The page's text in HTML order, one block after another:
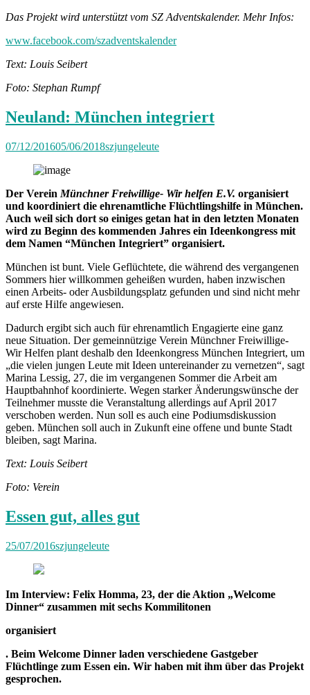
Das Projekt wird unterstützt vom SZ Adventskalender. Mehr Infos:
www.facebook.com/szadventskalender
Text: Louis Seibert
Foto: Stephan Rumpf
Neuland: München integriert
07/12/201605/06/2018szjungeleute
Der Verein Münchner Freiwillige- Wir helfen E.V. organisiert
und koordiniert die ehrenamtliche Flüchtlingshilfe in München.
Auch weil sich dort so einiges getan hat in den letzten Monaten
wird zu Beginn des kommenden Jahres ein Ideenkongress mit
dem Namen “München Integriert” organisiert.
München ist bunt. Viele Geflüchtete, die während des vergangenen
Sommers hier willkommen geheißen wurden, haben inzwischen
einen Arbeits- oder Ausbildungsplatz gefunden und sind nicht mehr
auf erste Hilfe angewiesen.
Dadurch ergibt sich auch für ehrenamtlich Engagierte eine ganz
neue Situation. Der gemeinnützige Verein Münchner Freiwillige-
Wir Helfen plant deshalb den Ideenkongress München Integriert, um
„die vielen jungen Leute mit Ideen untereinander zu vernetzen“, sagt
Marina Lessig, 27, die im vergangenen Sommer die Arbeit am
Hauptbahnhof koordinierte. Wegen starker Änderungswünsche der
Teilnehmer musste die Veranstaltung allerdings auf April 2017
verschoben werden. Nun soll es auch eine Podiumsdiskussion
geben. München soll auch in Zukunft eine offene und bunte Stadt
bleiben, sagt Marina.
Text: Louis Seibert
Foto: Verein
Essen gut, alles gut
25/07/2016szjungeleute
Im Interview: Felix Homma, 23, der die Aktion „Welcome
Dinner“ zusammen mit sechs Kommilitonen
organisiert
. Beim Welcome Dinner laden verschiedene Gastgeber
Flüchtlinge zum Essen ein. Wir haben mit ihm über das Projekt
gesprochen.